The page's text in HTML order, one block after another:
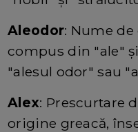
Aleodor: Nume
compus din "ale"
"alesul odor" sau
Alex: Prescurtare
origine greacă,